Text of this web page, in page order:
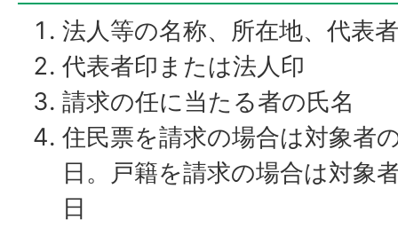
法人等の名称、所在地、代表
代表者印または法人印
請求の任に当たる者の氏名
住民票を請求の場合は対象者
日。戸籍を請求の場合は対象
日